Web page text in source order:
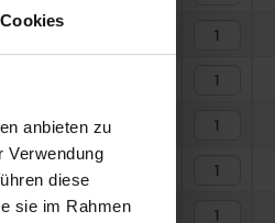
anbieten zu
Verwendung
diese
sie im Rahmen
1,43 CHF
1,54 CHF